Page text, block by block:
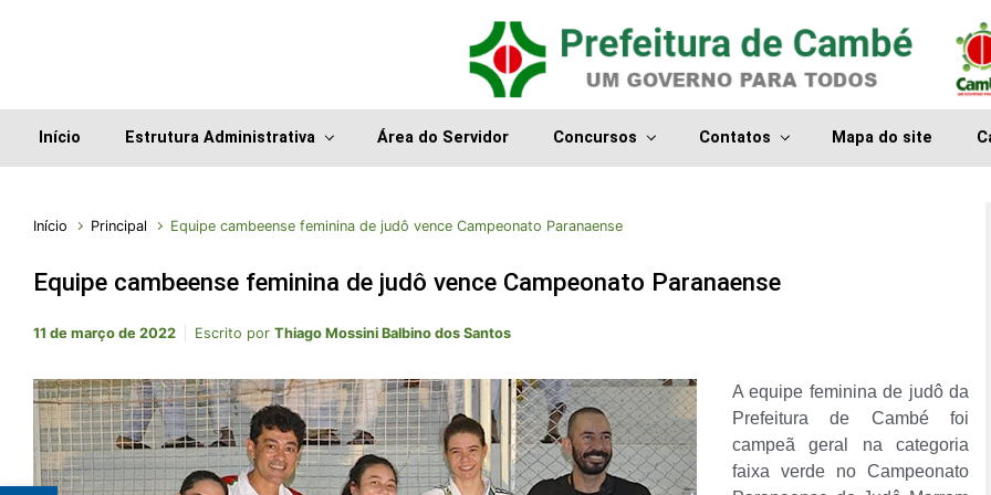
Início Estrutura Administrativa Área do Servidor Concursos Contatos Mapa do site
Início Principal Equipe cambeense feminina de judô vence Campeonato Paranaense
Equipe cambeense feminina de judô vence Campeonato Paranaense
11 de março de 2022 Escrito por Thiago Mossini Balbino dos Santos
A equipe feminina de judô da
Prefeitura de Cambé foi
campeã geral na categoria
faixa verde no Campeonato